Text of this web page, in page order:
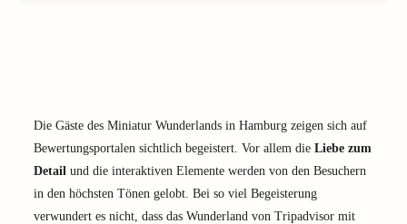
Die Gäste des Miniatur Wunderlands in Hamburg zeigen sich auf
Bewertungsportalen sichtlich begeistert. Vor allem die Liebe zum
Detail und die interaktiven Elemente werden von den Besuchern
in den höchsten Tönen gelobt. Bei so viel Begeisterung
verwundert es nicht, dass das Wunderland von Tripadvisor mit